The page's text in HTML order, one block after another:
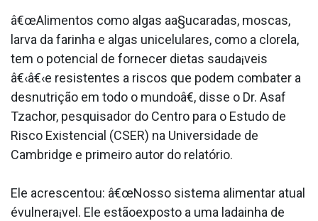
â€œAlimentos como algas aa§ucaradas, moscas,
larva da farinha e algas unicelulares, como a clorela,
tem o potencial de fornecer dietas sauda¡veis
â€‹â€‹e resistentes a riscos que podem combater a
desnutrição em todo o mundoâ€, disse o Dr. Asaf
Tzachor, pesquisador do Centro para o Estudo de
Risco Existencial (CSER) na Universidade de
Cambridge e primeiro autor do relatório.
Ele acrescentou: â€œNosso sistema alimentar atual
évulnera¡vel. Ele estãoexposto a uma ladainha de